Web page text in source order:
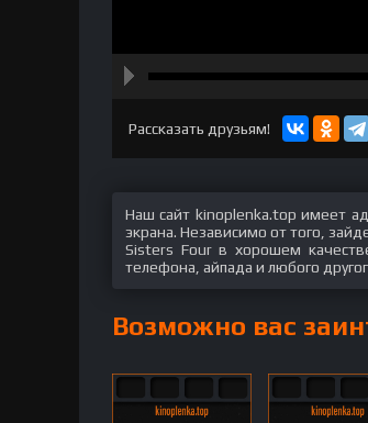
Рассказать друзьям!
Наш сайт kinoplenka.top имеет
экрана. Независимо от того,
Sisters Four в хорошем
телефона, айпада и любого
Возможно вас